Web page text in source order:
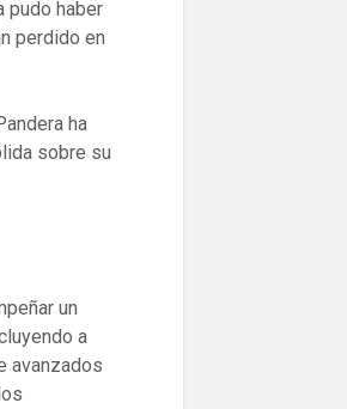
pudo haber
perdido en
ha
sobre su
un
a
avanzados